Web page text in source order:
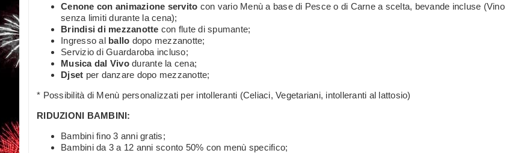
Cenone con animazione servito con vario Menù a base di Pesce o di Carne a scelta, bevande incluse (Vino
senza limiti durante la cena);
Brindisi di mezzanotte con flute di spumante;
Ingresso al ballo dopo mezzanotte;
Servizio di Guardaroba incluso;
Musica dal Vivodurante la cena;
Djset per danzare dopo mezzanotte;
* Possibilità di Menù personalizzati per intolleranti (Celiaci, Vegetariani, intolleranti al lattosio)
RIDUZIONI BAMBINI:
Bambini fino 3 anni gratis;
Bambini da 3 a 12 anni sconto 50% con menù specifico;